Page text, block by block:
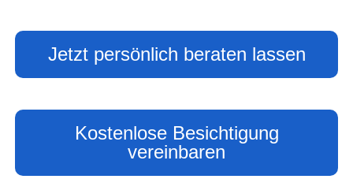
Jetzt persönlich beraten lassen
Kostenlose Besichtigung
vereinbaren